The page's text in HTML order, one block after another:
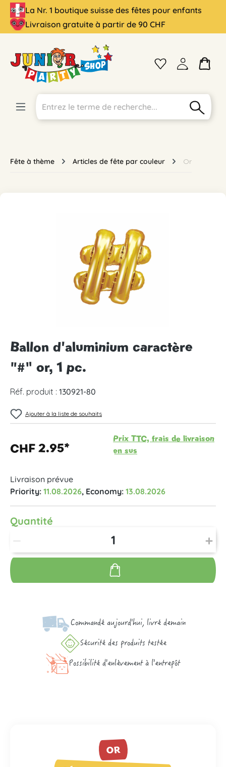
principal
La Nr. 1 boutique suisse des fêtes pour enfants
Livraison gratuite à partir de 90 CHF
Fête à thème Articles de fête par couleur Or
Ballon d'aluminium caractère
"#" or, 1 pc.
Réf. produit : 130921-80
Ajouter à la liste de souhaits
CHF 2.95*
Prix TTC, frais de livraison
en sus
Livraison prévue
Priority: 11.08.2026, Economy: 13.08.2026
Quantité
Commandé aujourd'hui, livré demain
Sécurité des produits testée
Possibilité d'enlèvement à l'entrepôt
OR